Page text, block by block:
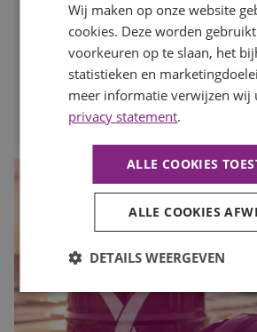
te kijken en op tijd in te spelen op de
voor de drukke maanden. In deze blog
vroeg starten met werven het verschil
LEES MEER
Wij maken op onze website
cookies. Deze worden
voorkeuren op te slaan, het
statistieken en
meer informatie verwijzen wij
privacy statement.
ALLE COOKIES
ALLE COOKIES
DETAILS WEERGEVEN